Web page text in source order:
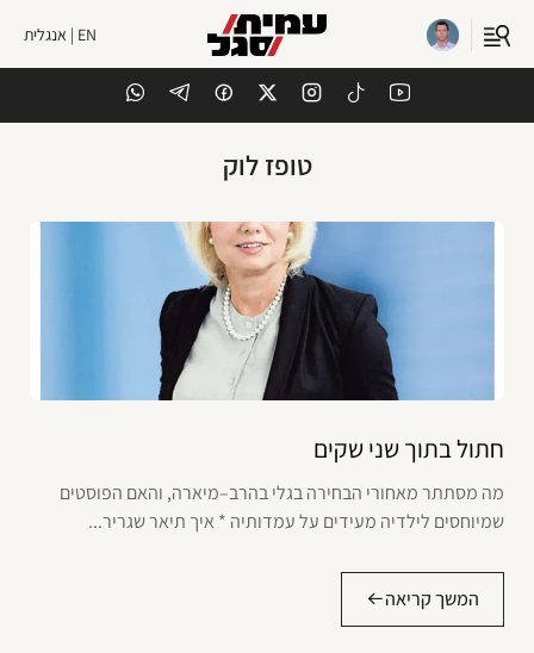
EN | אנגלית
טופז לוק
חתול בתוך שני שקים
מה מסתתר מאחורי הבחירה בגלי בהרב–מיארה, והאם הפוסטים
שמיוחסים לילדיה מעידים על עמדותיה * איך תיאר שגריר...
המשך קריאה